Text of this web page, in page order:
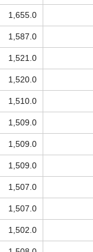
1,655.0
1,587.0
1,521.0
1,520.0
1,510.0
1,509.0
1,509.0
1,509.0
1,507.0
1,507.0
1,502.0